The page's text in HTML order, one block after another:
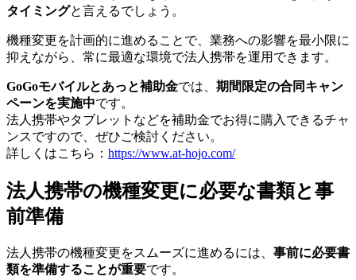
タイミングと言えるでしょう。
機種変更を計画的に進めることで、業務への影響を最小限に
抑えながら、常に最適な環境で法人携帯を運用できます。
GoGoモバイルとあっと補助金では、 期間限定の合同キャン
ペーンを実施中です。
法人携帯やタブレットなどを補助金でお得に購入できるチャ
ンスですので、ぜひご検討ください。
詳しくはこちら： https://www.at-hojo.com/
法人携帯の機種変更に必要な書類と事
前準備
法人携帯の機種変更をスムーズに進めるには、 事前に必要書
類を準備することが重要です。